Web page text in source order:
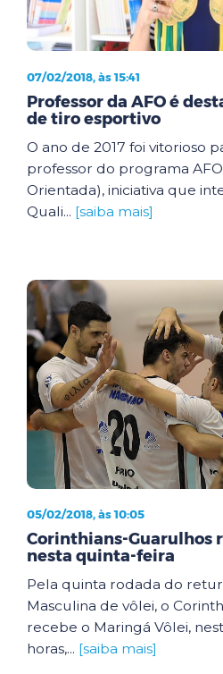
07/02/2018, às 15:41
Professor da AFO é
de tiro esportivo
O ano de 2017 foi vitorioso
professor do programa
Orientada), iniciativa que
Quali... [saiba mais]
05/02/2018, às 10:05
Corinthians-Guarulhos
nesta quinta-feira
Pela quinta rodada do
Masculina de vôlei, o
recebe o Maringá Vôlei,
horas,... [saiba mais]